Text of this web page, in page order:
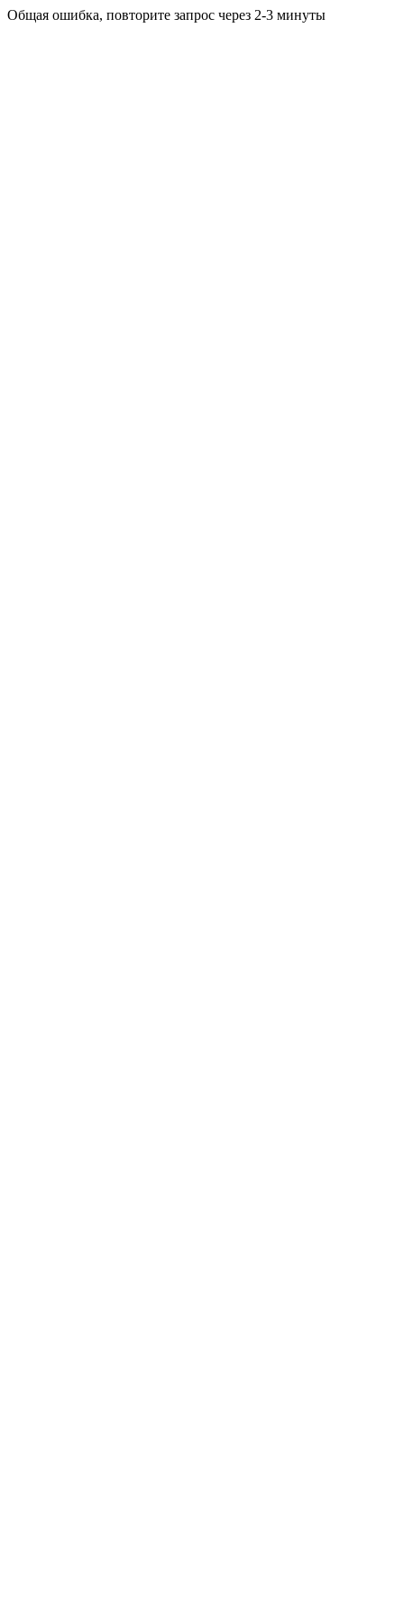
Общая ошибка, повторите запрос через 2-3 минуты